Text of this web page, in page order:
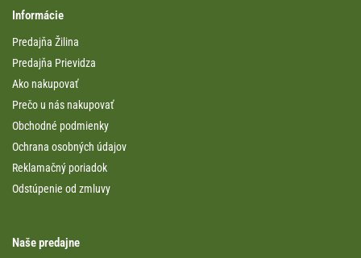
Informácie
Predajňa Žilina
Predajňa Prievidza
Ako nakupovať
Prečo u nás nakupovať
Obchodné podmienky
Ochrana osobných údajov
Reklamačný poriadok
Odstúpenie od zmluvy
Naše predajne